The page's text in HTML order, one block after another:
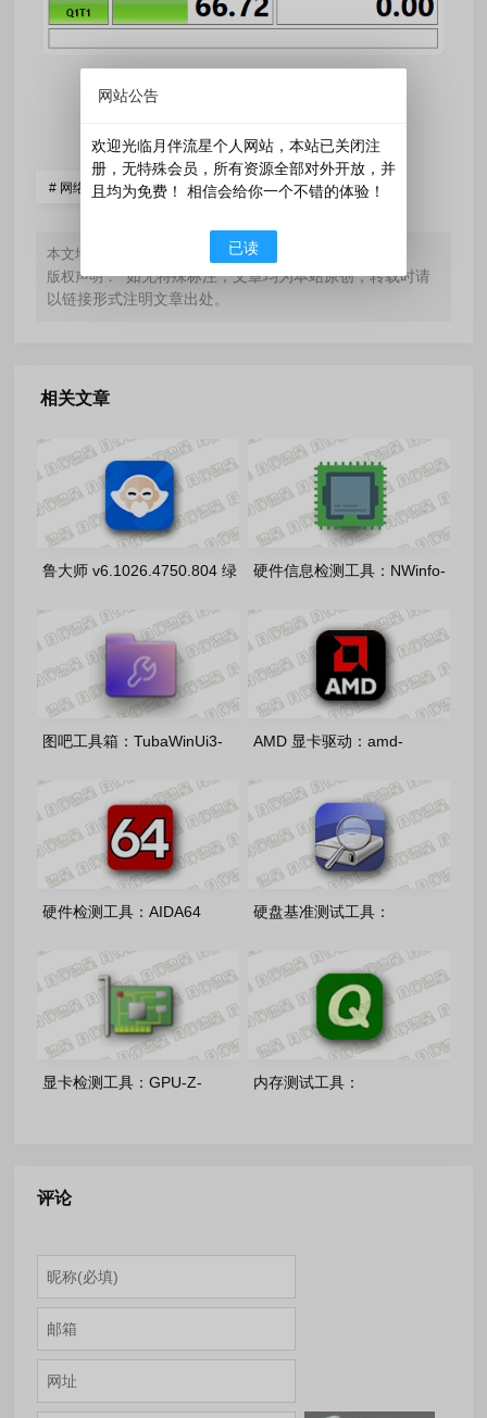
󰄼
# 网络资源
本文地址： https://www.yueblx.com/?id=274
版权声明： 如无特殊标注，文章均为本站原创，转载时请
以链接形式注明文章出处。
相关文章
鲁大师 v6.1026.4750.804 绿
硬件信息检测工具：NWinfo-
图吧工具箱：TubaWinUi3-
AMD 显卡驱动：amd-
26.7.1官方正式版
硬件检测工具：AIDA64
硬盘基准测试工具：
色版
显卡检测工具：GPU-Z-
内存测试工具：
评论
网站公告
欢迎光临月伴流星个人网站，本站已关闭注
册，无特殊会员，所有资源全部对外开放，并
且均为免费！ 相信会给你一个不错的体验！
已读